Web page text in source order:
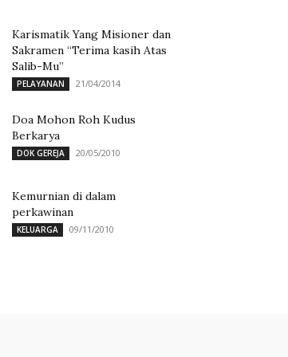
Karismatik Yang Misioner dan
Sakramen “Terima kasih Atas
Salib-Mu”
PELAYANAN 21/04/2014
Doa Mohon Roh Kudus
Berkarya
DOK GEREJA 20/05/2010
Kemurnian di dalam
perkawinan
KELUARGA 09/11/2010